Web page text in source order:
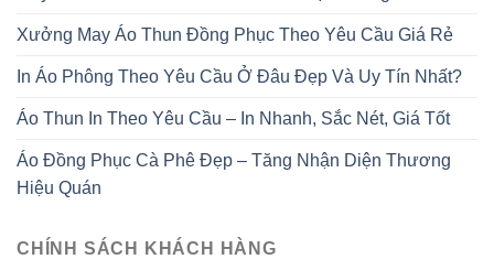
Xưởng May Áo Thun Đồng Phục Theo Yêu Cầu Giá Rẻ
In Áo Phông Theo Yêu Cầu Ở Đâu Đẹp Và Uy Tín Nhất?
Áo Thun In Theo Yêu Cầu – In Nhanh, Sắc Nét, Giá Tốt
Áo Đồng Phục Cà Phê Đẹp – Tăng Nhận Diện Thương
Hiệu Quán
CHÍNH SÁCH KHÁCH HÀNG